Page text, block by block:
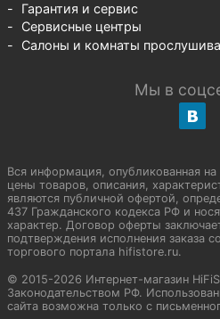
Гарантия и сервис
Сервисные центры
Салоны и комнаты
Мы в
Вся информация, опубликованная
цены товаров, описания,
являются публичной офертой,
437 Гражданского кодекса РФ и
характер. Договор оферты
подтверждения исполнения заказа
торгового портала hifistore.ru.
© 2015-2026 Интернет-магазин
Законодательством РФ.
сайта возможна только с